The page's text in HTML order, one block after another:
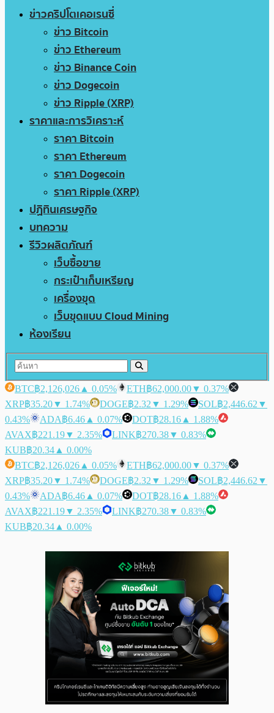
ข่าวคริปโตเคอเรนซี่
ข่าว Bitcoin
ข่าว Ethereum
ข่าว Binance Coin
ข่าว Dogecoin
ข่าว Ripple (XRP)
ราคาและการวิเคราะห์
ราคา Bitcoin
ราคา Ethereum
ราคา Dogecoin
ราคา Ripple (XRP)
ปฏิทินเศรษฐกิจ
บทความ
รีวิวผลิตภัณฑ์
เว็บซื้อขาย
กระเป๋าเก็บเหรียญ
เครื่องขุด
เว็บขุดแบบ Cloud Mining
ห้องเรียน
BTC฿2,126,026 ▲ 0.05% ETH฿62,000.00▼ 0.37%
XRP฿35.20▼ 1.74% DOGE฿2.32 ▼ 1.29% SOL฿2,446.62 ▼
0.43%
ADA฿6.46 ▲ 0.07% DOT฿28.16 ▲ 1.88%
AVAX฿221.19▼ 2.35% LINK฿270.38▼ 0.83%
KUB฿20.34 ▲ 0.00%
BTC฿2,126,026 ▲ 0.05% ETH฿62,000.00▼ 0.37%
XRP฿35.20▼ 1.74% DOGE฿2.32 ▼ 1.29% SOL฿2,446.62 ▼
0.43%
ADA฿6.46 ▲ 0.07% DOT฿28.16 ▲ 1.88%
AVAX฿221.19▼ 2.35% LINK฿270.38▼ 0.83%
KUB฿20.34 ▲ 0.00%